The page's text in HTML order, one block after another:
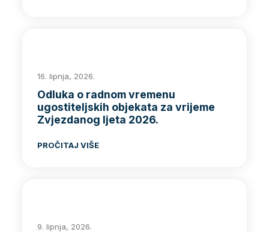
16. lipnja, 2026.
Odluka o radnom vremenu
ugostiteljskih objekata za vrijeme
Zvjezdanog ljeta 2026.
PROČITAJ VIŠE
9. lipnja, 2026.